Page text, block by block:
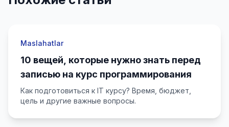
Maslahatlar
10 вещей, которые нужно знать перед
записью на курс программирования
Как подготовиться к IT курсу? Время, бюджет,
цель и другие важные вопросы.